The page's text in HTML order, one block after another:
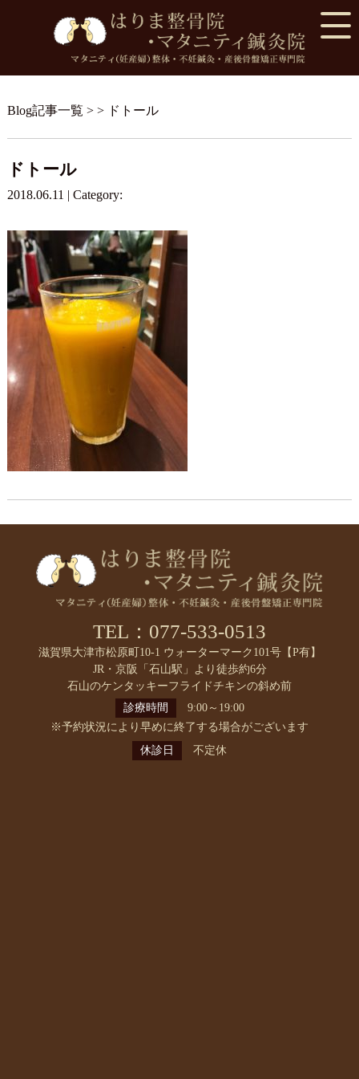
Blog記事一覧 > > ドトール
ドトール
2018.06.11 | Category:
TEL：077-533-0513
滋賀県大津市松原町10-1 ウォーターマーク101号【P有】
JR・京阪「石山駅」より徒歩約6分
石山のケンタッキーフライドチキンの斜め前
診療時間
9:00～19:00
※予約状況により早めに終了する場合がございます
休診日
不定休